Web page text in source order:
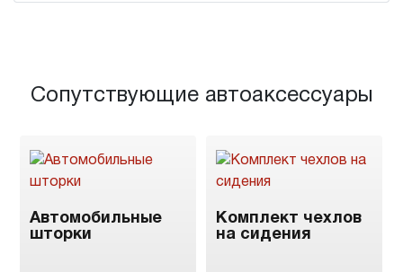
Сопутствующие автоаксессуары
Автомобильные
шторки
Комплект чехлов
на сидения